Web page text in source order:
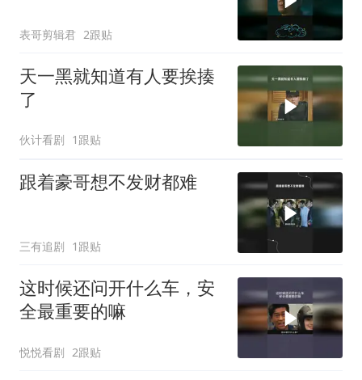
表哥剪辑君 2跟贴
天一黑就知道有人要挨揍
了
伙计看剧 1跟贴
跟着豪哥想不发财都难
三有追剧 1跟贴
这时候还问开什么车，安
全最重要的嘛
悦悦看剧 2跟贴